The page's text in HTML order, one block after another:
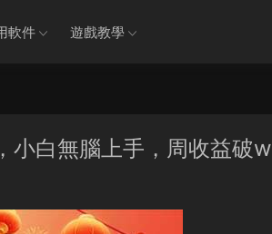
軟件 遊戲教學
小白無腦上手，周收益破w